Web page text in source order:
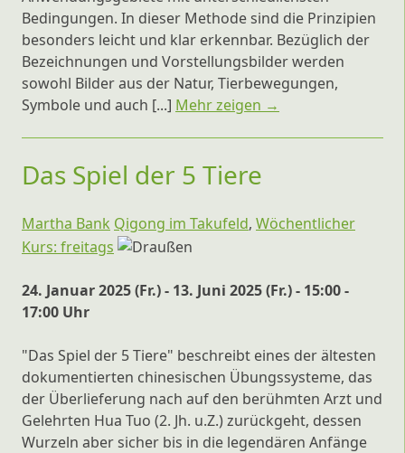
Bedingungen. In dieser Methode sind die Prinzipien
besonders leicht und klar erkennbar. Bezüglich der
Bezeichnungen und Vorstellungsbilder werden
sowohl Bilder aus der Natur, Tierbewegungen,
Symbole und auch [...] Mehr zeigen →
Das Spiel der 5 Tiere
Martha Bank Qigong im Takufeld, Wöchentlicher
Kurs: freitags
24. Januar 2025 (Fr.) - 13. Juni 2025 (Fr.) - 15:00 -
17:00 Uhr
"Das Spiel der 5 Tiere" beschreibt eines der ältesten
dokumentierten chinesischen Übungssysteme, das
der Überlieferung nach auf den berühmten Arzt und
Gelehrten Hua Tuo (2. Jh. u.Z.) zurückgeht, dessen
Wurzeln aber sicher bis in die legendären Anfänge